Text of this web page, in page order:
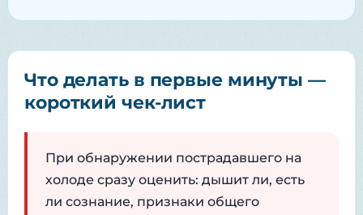
Что делать в первые минуты —
короткий чек-лист
При обнаружении пострадавшего на
холоде сразу оценить: дышит ли, есть
ли сознание, признаки общего